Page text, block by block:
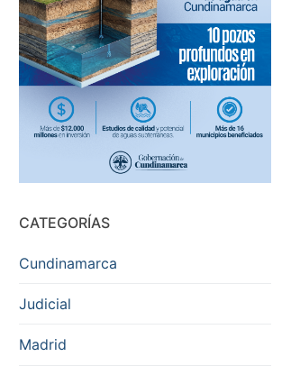
CATEGORÍAS
Cundinamarca
Judicial
Madrid